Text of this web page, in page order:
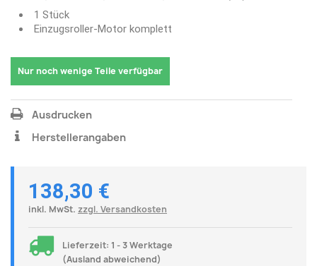
1 Stück
Einzugsroller-Motor komplett
Nur noch wenige Teile verfügbar
Ausdrucken
Herstellerangaben
138,30 €
inkl. MwSt. zzgl. Versandkosten
Lieferzeit: 1 - 3 Werktage
(Ausland abweichend)